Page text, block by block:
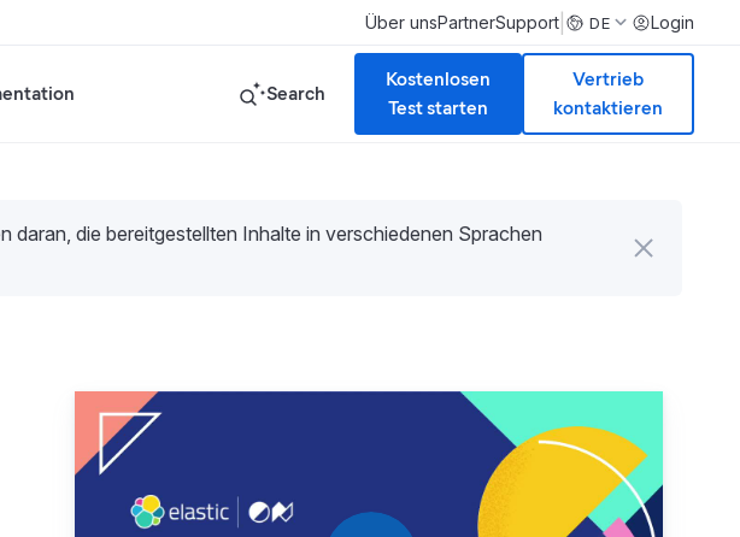
Über unsPartnerSupport DE Login
Search
Kostenlosen
Test starten
Vertrieb
kontaktieren
daran, die bereitgestellten Inhalte in verschiedenen Sprachen